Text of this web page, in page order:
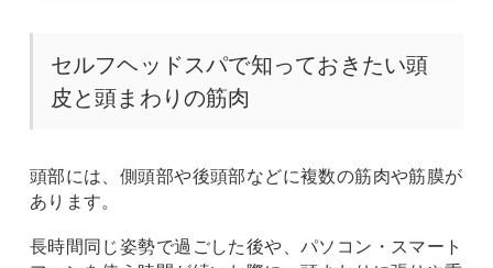
セルフヘッドスパで知っておきたい頭
皮と頭まわりの筋肉
頭部には、側頭部や後頭部などに複数の筋肉や筋膜が
あります。
長時間同じ姿勢で過ごした後や、パソコン・スマート